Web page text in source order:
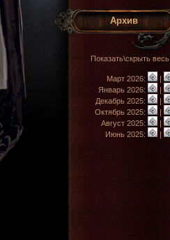
Архив
Показать\скрыть весь
Март 2026:
|
Январь 2026:
|
Декабрь 2025:
|
Октябрь 2025:
|
Август 2025:
|
Июнь 2025:
|